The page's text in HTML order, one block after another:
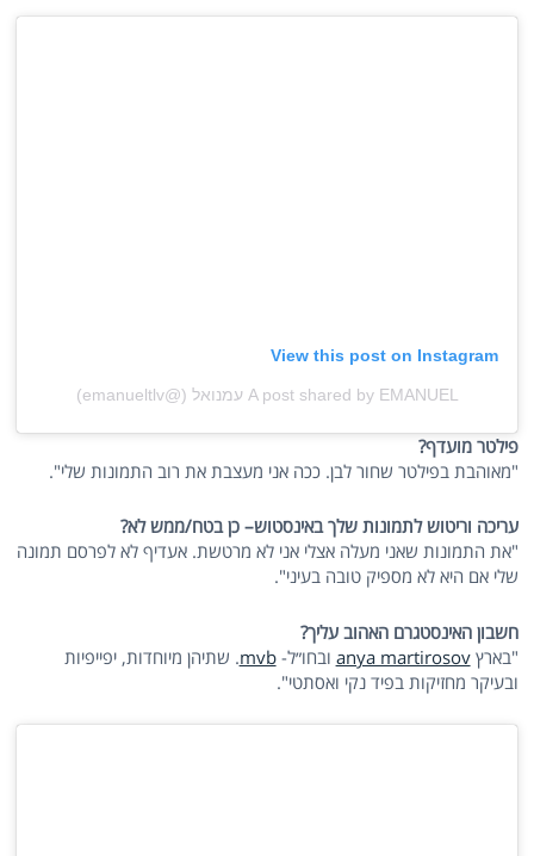
View this post on Instagram
A post shared by EMANUEL עמנואל (@emanueltlv)
פילטר מועדף?
"מאוהבת בפילטר שחור לבן. ככה אני מעצבת את רוב התמונות שלי".
עריכה וריטוש לתמונות שלך באינסטוש– כן בטח/ממש לא?
"את התמונות שאני מעלה אצלי אני לא מרטשת. אעדיף לא לפרסם תמונה
שלי אם היא לא מספיק טובה בעיני".
חשבון האינסטגרם האהוב עליך?
"בארץanya martirosov ובחו״ל-mvb. שתיהן מיוחדות, יפייפיות
ובעיקר מחזיקות בפיד נקי ואסתטי".